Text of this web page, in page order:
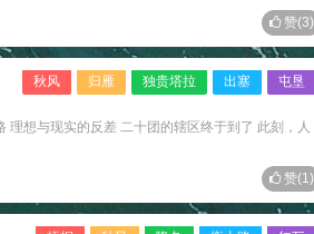
赞(3)
秋风 归雁 独贵塔拉 出塞 屯垦
理想与现实的反差 二十团的辖区终于到了 此刻，人
赞(1)